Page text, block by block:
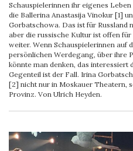
Schauspielerinnen ihr eigenes
die Ballerina Anastasija Vinokur [1]
Gorbatschowa. Das ist für Russland
aber die russische Kultur ist offen
weiter. Wenn Schauspielerinnen auf
persönlichen Werdegang, über ihre
könnte man denken, das interessiert
Gegenteil ist der Fall. Irina
[2] nicht nur in Moskauer Theatern,
Provinz. Von Ulrich Heyden.